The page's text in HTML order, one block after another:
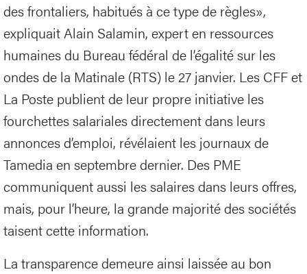
des frontaliers, habitués à ce type de règles»,
expliquait Alain Salamin, expert en ressources
humaines du Bureau fédéral de l’égalité sur les
ondes de la Matinale (RTS) le 27 janvier. Les CFF et
La Poste publient de leur propre initiative les
fourchettes salariales directement dans leurs
annonces d’emploi, révélaient les journaux de
Tamedia en septembre dernier. Des PME
communiquent aussi les salaires dans leurs offres,
mais, pour l’heure, la grande majorité des sociétés
taisent cette information.
La transparence demeure ainsi laissée au bon